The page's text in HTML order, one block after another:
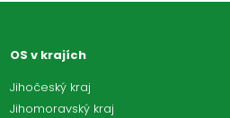
OS v krajích
Jihočeský kraj
Jihomoravský kraj